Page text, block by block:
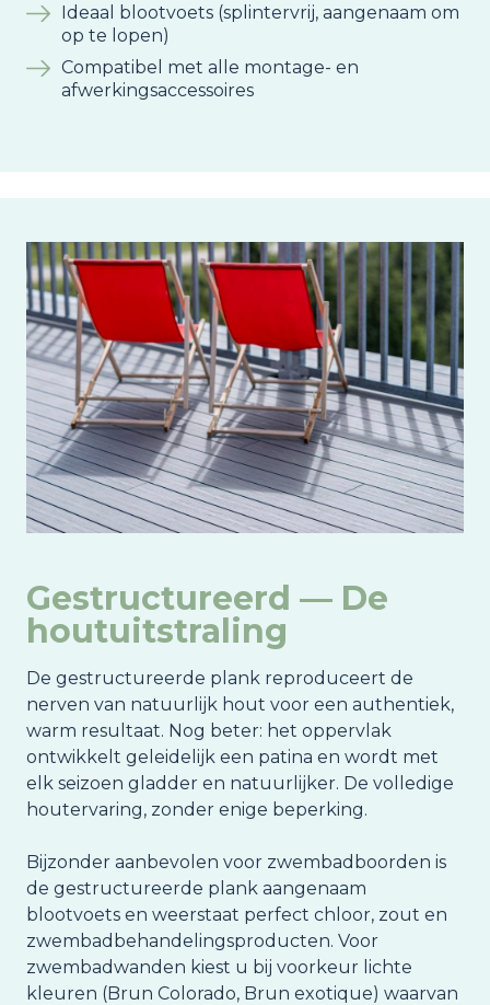
Ideaal blootvoets (splintervrij, aangenaam om
op te lopen)
Compatibel met alle montage- en
afwerkingsaccessoires
Image
Gestructureerd — De
houtuitstraling
De gestructureerde plank reproduceert de
nerven van natuurlijk hout voor een authentiek,
warm resultaat. Nog beter: het oppervlak
ontwikkelt geleidelijk een patina en wordt met
elk seizoen gladder en natuurlijker. De volledige
houtervaring, zonder enige beperking.
Bijzonder aanbevolen voor zwembadboorden is
de gestructureerde plank aangenaam
blootvoets en weerstaat perfect chloor, zout en
zwembadbehandelingsproducten. Voor
zwembadwanden kiest u bij voorkeur lichte
kleuren (Brun Colorado, Brun exotique) waarvan